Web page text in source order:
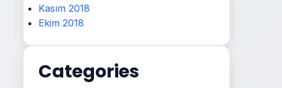
Kasım 2018
Ekim 2018
Categories